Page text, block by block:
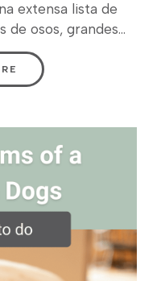
extensa lista de
de osos, grandes...